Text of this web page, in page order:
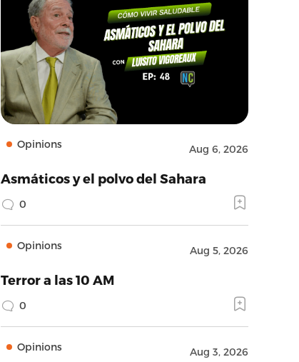
Opinions Aug 6, 2026
Asmáticos y el polvo del Sahara
0
Opinions Aug 5, 2026
Terror a las 10 AM
0
Opinions Aug 3, 2026